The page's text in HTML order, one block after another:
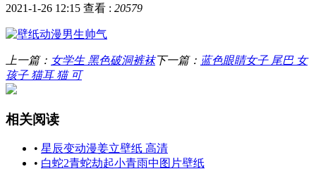
2021-1-26 12:15 查看 : 20579
上一篇： 女学生 黑色破洞裤袜下一篇： 蓝色眼睛女子 尾巴 女
孩子 猫耳 猫 可
相关阅读
• 星辰变动漫姜立壁纸 高清
• 白蛇2青蛇劫起小青雨中图片壁纸